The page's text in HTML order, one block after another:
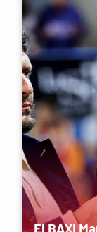
El BAXI